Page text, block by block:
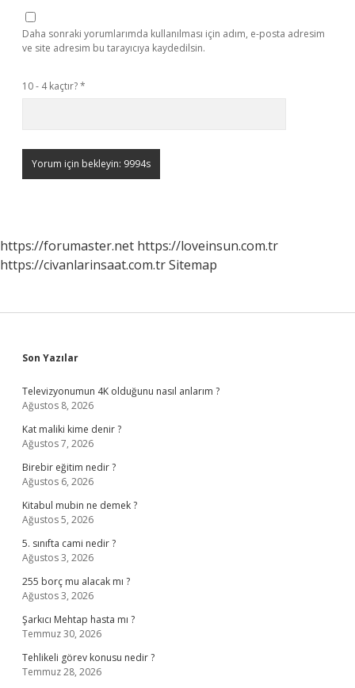
Daha sonraki yorumlarımda kullanılması için adım, e-posta adresim
ve site adresim bu tarayıcıya kaydedilsin.
10 - 4 kaçtır?*
https://forumaster.net https://loveinsun.com.tr
https://civanlarinsaat.com.trSitemap
Sidebar
Son Yazılar
Televizyonumun 4K olduğunu nasıl anlarım ?
Ağustos 8, 2026
Kat maliki kime denir ?
Ağustos 7, 2026
Birebir eğitim nedir ?
Ağustos 6, 2026
Kitabul mubin ne demek ?
Ağustos 5, 2026
5. sınıfta cami nedir ?
Ağustos 3, 2026
255 borç mu alacak mı ?
Ağustos 3, 2026
Şarkıcı Mehtap hasta mı ?
Temmuz 30, 2026
Tehlikeli görev konusu nedir ?
Temmuz 28, 2026